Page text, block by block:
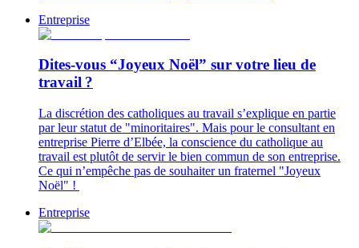
Entreprise
Dites-vous “Joyeux Noël” sur votre lieu de
travail ?
La discrétion des catholiques au travail s’explique en partie
par leur statut de "minoritaires". Mais pour le consultant en
entreprise Pierre d’Elbée, la conscience du catholique au
travail est plutôt de servir le bien commun de son entreprise.
Ce qui n’empêche pas de souhaiter un fraternel "Joyeux
Noël" !
Entreprise